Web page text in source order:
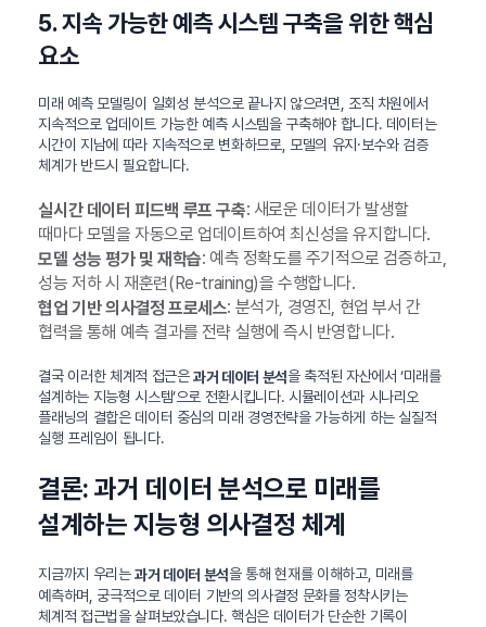
5. 지속 가능한 예측 시스템 구축을 위한 핵심
요소
미래 예측 모델링이 일회성 분석으로 끝나지 않으려면, 조직 차원에서
지속적으로 업데이트 가능한 예측 시스템을 구축해야 합니다. 데이터는
시간이 지남에 따라 지속적으로 변화하므로, 모델의 유지·보수와 검증
체계가 반드시 필요합니다.
실시간 데이터 피드백 루프 구축: 새로운 데이터가 발생할
때마다 모델을 자동으로 업데이트하여 최신성을 유지합니다.
모델 성능 평가 및 재학습: 예측 정확도를 주기적으로 검증하고,
성능 저하 시 재훈련(Re-training)을 수행합니다.
협업 기반 의사결정 프로세스: 분석가, 경영진, 현업 부서 간
협력을 통해 예측 결과를 전략 실행에 즉시 반영합니다.
결국 이러한 체계적 접근은과거 데이터 분석을 축적된 자산에서 ‘미래를
설계하는 지능형 시스템’으로 전환시킵니다. 시뮬레이션과 시나리오
플래닝의 결합은 데이터 중심의 미래 경영전략을 가능하게 하는 실질적
실행 프레임이 됩니다.
결론: 과거 데이터 분석으로 미래를
설계하는 지능형 의사결정 체계
지금까지 우리는과거 데이터 분석을 통해 현재를 이해하고, 미래를
예측하며, 궁극적으로 데이터 기반의 의사결정 문화를 정착시키는
체계적 접근법을 살펴보았습니다. 핵심은 데이터가 단순한 기록이